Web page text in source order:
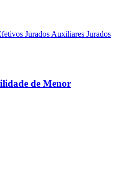
Jurados Auxiliares Jurados
de Menor